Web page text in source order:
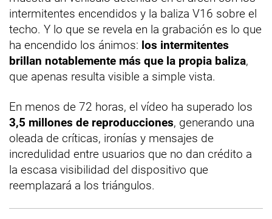
intermitentes encendidos y la baliza V16 sobre el
techo. Y lo que se revela en la grabación es lo que
ha encendido los ánimos: los intermitentes
brillan notablemente más que la propia baliza,
que apenas resulta visible a simple vista.
En menos de 72 horas, el vídeo ha superado los
3,5 millones de reproducciones, generando una
oleada de críticas, ironías y mensajes de
incredulidad entre usuarios que no dan crédito a
la escasa visibilidad del dispositivo que
reemplazará a los triángulos.